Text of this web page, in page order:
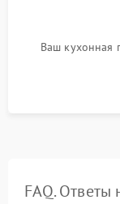
Ваш кухонная
FAQ.